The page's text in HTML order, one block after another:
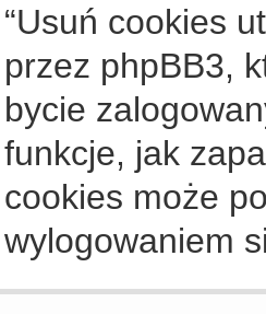
“Usuń cookies
przez phpBB3,
bycie
funkcje, jak
cookies może
wylogowaniem